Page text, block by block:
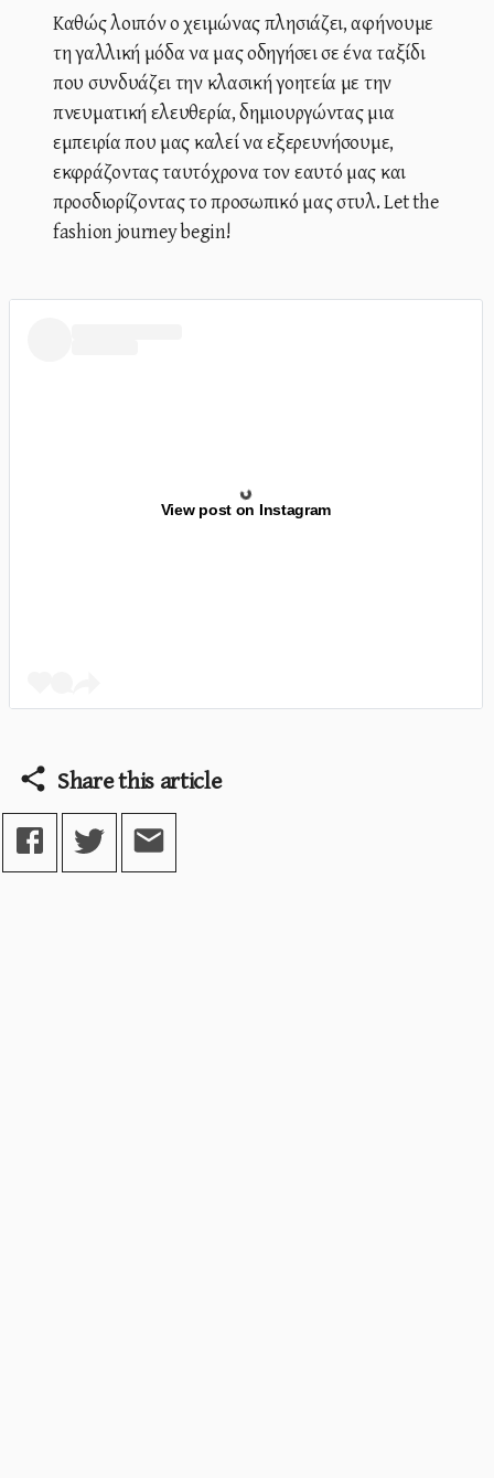
Καθώς λοιπόν ο χειμώνας πλησιάζει, αφήνουμε
τη γαλλική μόδα να μας οδηγήσει σε ένα ταξίδι
που συνδυάζει την κλασική γοητεία με την
πνευματική ελευθερία, δημιουργώντας μια
εμπειρία που μας καλεί να εξερευνήσουμε,
εκφράζοντας ταυτόχρονα τον εαυτό μας και
προσδιορίζοντας το προσωπικό μας στυλ. Let the
fashion journey begin!
View post on Instagram
Share this article